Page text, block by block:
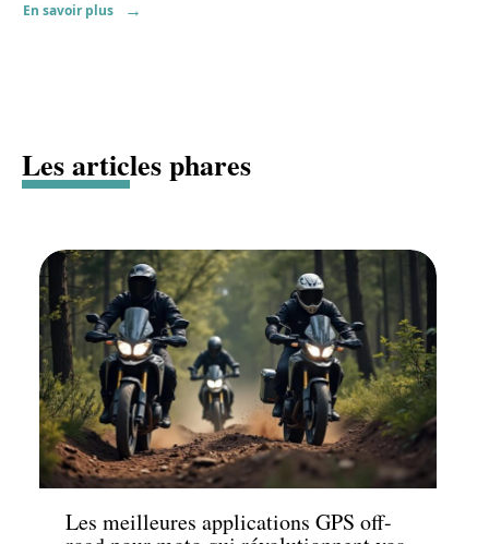
En savoir plus
Les articles phares
Actu
Les meilleures applications GPS off-